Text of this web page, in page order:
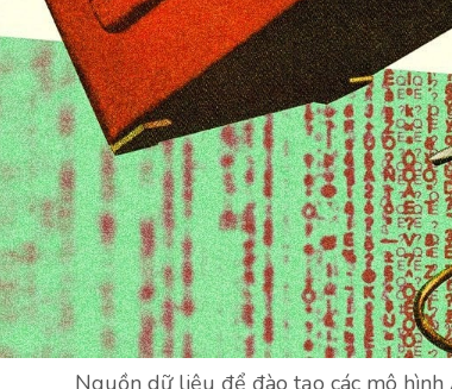
Nguồn dữ liệu để đào tạo các mô